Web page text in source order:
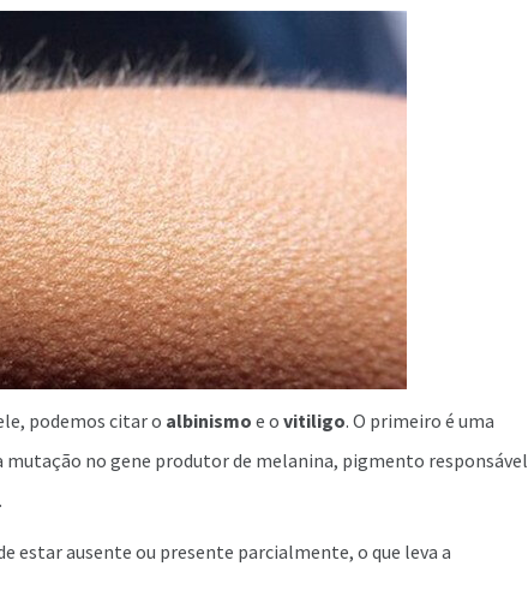
podemos citar o albinismo e o vitiligo. O primeiro é uma
mutação no gene produtor de melanina, pigmento responsável
estar ausente ou presente parcialmente, o que leva a